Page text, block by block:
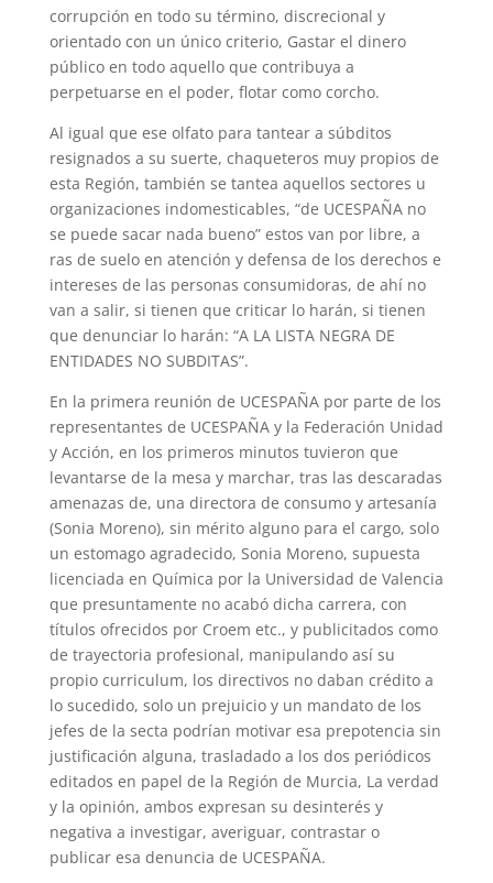
corrupción en todo su término, discrecional y
orientado con un único criterio, Gastar el dinero
público en todo aquello que contribuya a
perpetuarse en el poder, flotar como corcho.
Al igual que ese olfato para tantear a súbditos
resignados a su suerte, chaqueteros muy propios de
esta Región, también se tantea aquellos sectores u
organizaciones indomesticables, “de UCESPAÑA no
se puede sacar nada bueno” estos van por libre, a
ras de suelo en atención y defensa de los derechos e
intereses de las personas consumidoras, de ahí no
van a salir, si tienen que criticar lo harán, si tienen
que denunciar lo harán: “A LA LISTA NEGRA DE
ENTIDADES NO SUBDITAS”.
En la primera reunión de UCESPAÑA por parte de los
representantes de UCESPAÑA y la Federación Unidad
y Acción, en los primeros minutos tuvieron que
levantarse de la mesa y marchar, tras las descaradas
amenazas de, una directora de consumo y artesanía
(Sonia Moreno), sin mérito alguno para el cargo, solo
un estomago agradecido, Sonia Moreno, supuesta
licenciada en Química por la Universidad de Valencia
que presuntamente no acabó dicha carrera, con
títulos ofrecidos por Croem etc., y publicitados como
de trayectoria profesional, manipulando así su
propio curriculum, los directivos no daban crédito a
lo sucedido, solo un prejuicio y un mandato de los
jefes de la secta podrían motivar esa prepotencia sin
justificación alguna, trasladado a los dos periódicos
editados en papel de la Región de Murcia, La verdad
y la opinión, ambos expresan su desinterés y
negativa a investigar, averiguar, contrastar o
publicar esa denuncia de UCESPAÑA.